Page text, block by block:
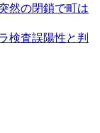
然の閉鎖で町は
検査誤陽性と判